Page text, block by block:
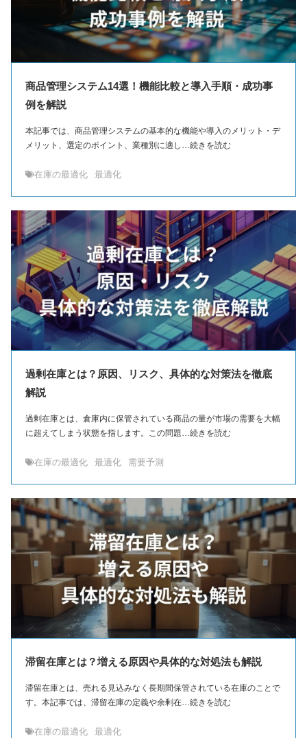
商品管理システム14選！機能比較と導入手順・成功事
例を解説
本記事では、商品管理システムの基本的な機能や導入のメリット・デ
メリット、選定のポイント、業種別に適し…続きを読む
在庫の最適化 最適化
過剰在庫とは？原因、リスク、具体的な対策法を徹底
解説
過剰在庫とは、倉庫内に保管されている商品の量が市場の需要を大幅
に超えてしまう状態を指します。この問題…続きを読む
在庫の最適化 最適化 需要予測
滞留在庫とは？増える原因や具体的な対処法も解説
滞留在庫とは、売れる見込みなく長期間保管されている在庫のことで
す。本記事では、滞留在庫の定義や余剰在…続きを読む
在庫の最適化 最適化